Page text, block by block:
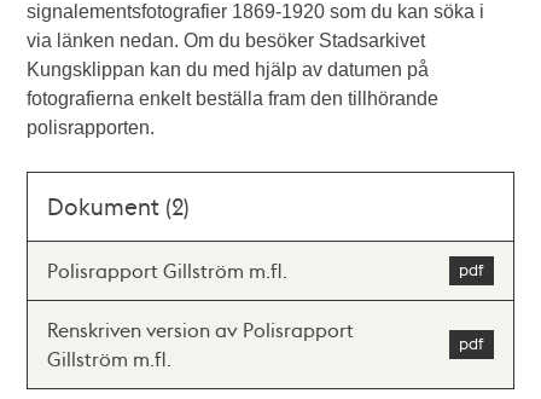
signalementsfotografier 1869-1920 som du kan söka i
via länken nedan. Om du besöker Stadsarkivet
Kungsklippan kan du med hjälp av datumen på
fotografierna enkelt beställa fram den tillhörande
polisrapporten.
Dokument (2)
Polisrapport Gillström m.fl.
Renskriven version av Polisrapport
Gillström m.fl.